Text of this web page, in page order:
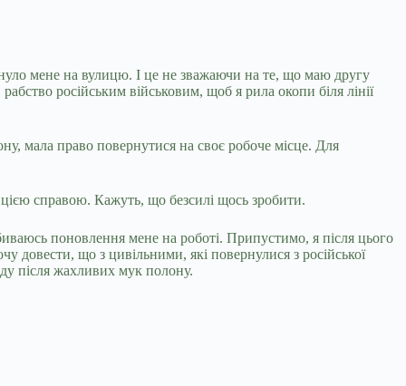
мене на вулицю. І це не зважаючи на те, що маю другу
російським військовим, щоб я рила окопи біля лінії
мала право повернутися на своє робоче місце. Для
справою. Кажуть, що безсилі щось зробити.
поновлення мене на роботі. Припустимо, я після цього
що з цивільними, які повернулися з російської
після жахливих мук полону.